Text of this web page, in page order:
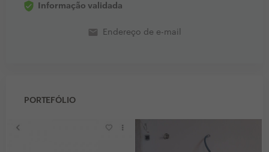
Informação validada
email Endereço de e-mail
PORTEFÓLIO